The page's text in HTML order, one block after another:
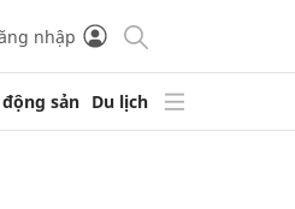
nhập
sản Du lịch